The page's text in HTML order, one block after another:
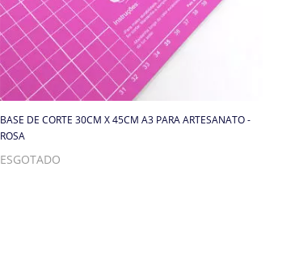
BASE DE CORTE 30CM X 45CM A3 PARA ARTESANATO -
ROSA
ESGOTADO